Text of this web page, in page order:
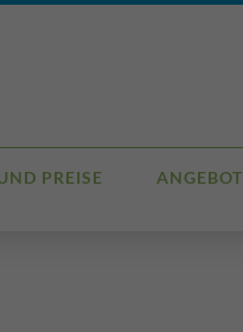
PREISE